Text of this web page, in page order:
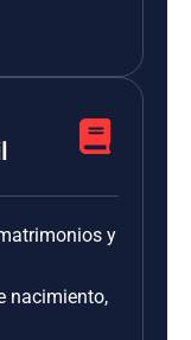
y
nacimiento,